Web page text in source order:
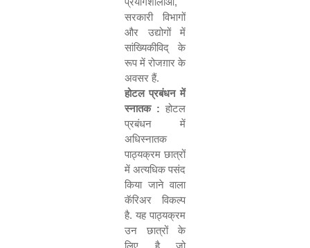
सरकारी विभागों
और उद्योगों में
सांख्यिकीविद् के
रूप में रोजग़ार के
अवसर हैं.
होटल प्रबंधन में
स्नातक : होटल
प्रबंधन में
अधिस्नातक
पाठ्यक्रम छात्रों
में अत्यधिक पसंद
किया जाने वाला
कॅरिअर विकल्प
है. यह पाठ्यक्रम
उन छात्रों के
लिए है जो